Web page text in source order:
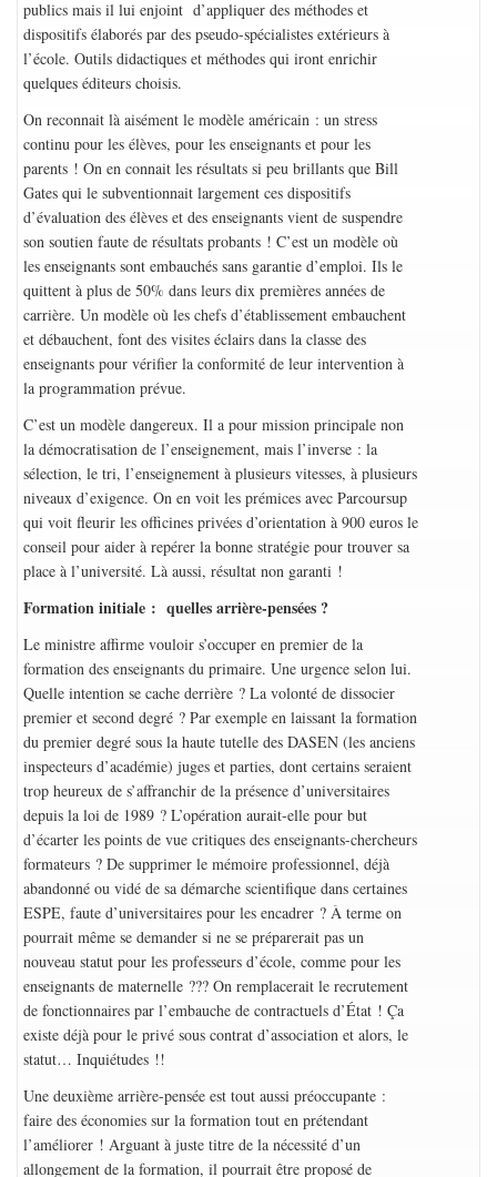
publics mais il lui enjoint d’appliquer des méthodes et
dispositifs élaborés par des pseudo-spécialistes extérieurs à
l’école. Outils didactiques et méthodes qui iront enrichir
quelques éditeurs choisis.
On reconnait là aisément le modèle américain : un stress
continu pour les élèves, pour les enseignants et pour les
parents ! On en connait les résultats si peu brillants que Bill
Gates qui le subventionnait largement ces dispositifs
d’évaluation des élèves et des enseignants vient de suspendre
son soutien faute de résultats probants ! C’est un modèle où
les enseignants sont embauchés sans garantie d’emploi. Ils le
quittent à plus de 50% dans leurs dix premières années de
carrière. Un modèle où les chefs d’établissement embauchent
et débauchent, font des visites éclairs dans la classe des
enseignants pour vérifier la conformité de leur intervention à
la programmation prévue.
C’est un modèle dangereux. Il a pour mission principale non
la démocratisation de l’enseignement, mais l’inverse : la
sélection, le tri, l’enseignement à plusieurs vitesses, à plusieurs
niveaux d’exigence. On en voit les prémices avec Parcoursup
qui voit fleurir les officines privées d’orientation à 900 euros le
conseil pour aider à repérer la bonne stratégie pour trouver sa
place à l’université. Là aussi, résultat non garanti !
Formation initiale : quelles arrière-pensées ?
Le ministre affirme vouloir s’occuper en premier de la
formation des enseignants du primaire. Une urgence selon lui.
Quelle intention se cache derrière ? La volonté de dissocier
premier et second degré ? Par exemple en laissant la formation
du premier degré sous la haute tutelle des DASEN (les anciens
inspecteurs d’académie) juges et parties, dont certains seraient
trop heureux de s’affranchir de la présence d’universitaires
depuis la loi de 1989 ? L’opération aurait-elle pour but
d’écarter les points de vue critiques des enseignants-chercheurs
formateurs ? De supprimer le mémoire professionnel, déjà
abandonné ou vidé de sa démarche scientifique dans certaines
ESPE, faute d’universitaires pour les encadrer ? À terme on
pourrait même se demander si ne se préparerait pas un
nouveau statut pour les professeurs d’école, comme pour les
enseignants de maternelle ??? On remplacerait le recrutement
de fonctionnaires par l’embauche de contractuels d’État ! Ça
existe déjà pour le privé sous contrat d’association et alors, le
statut… Inquiétudes !!
Une deuxième arrière-pensée est tout aussi préoccupante :
faire des économies sur la formation tout en prétendant
l’améliorer ! Arguant à juste titre de la nécessité d’un
allongement de la formation, il pourrait être proposé de